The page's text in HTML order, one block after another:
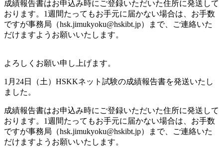
成績報告書はお申込み時にご登録いただいた住所に発送して
おります。1週間たってもお手元に届かない場合は、お手数
ですが事務局（hsk.jimukyoku@hskibt.jp）まで、ご連絡いた
だけますようお願いいたします。
よろしくお願い申し上げます。
1月24日（土）HSKKネット試験の成績報告書を発送いたし
ました。
成績報告書はお申込み時にご登録いただいた住所に発送して
おります。1週間たってもお手元に届かない場合は、お手数
ですが事務局（hsk.jimukyoku@hskibt.jp）まで、ご連絡いた
だけますようお願いいたします。